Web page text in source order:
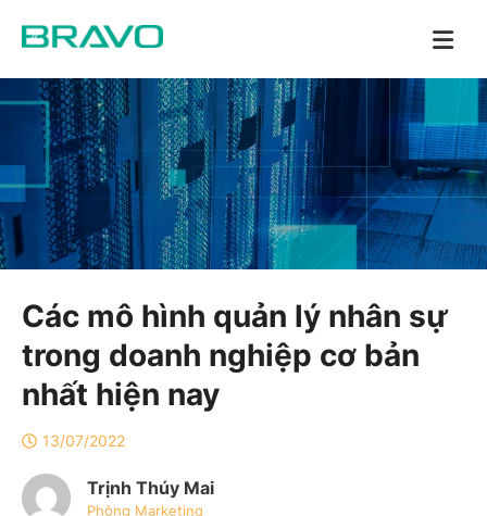
Các mô hình quản lý nhân sự
trong doanh nghiệp cơ bản
nhất hiện nay
13/07/2022
Trịnh Thúy Mai
Phòng Marketing